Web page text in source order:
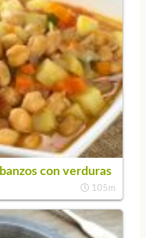
con verduras
105m